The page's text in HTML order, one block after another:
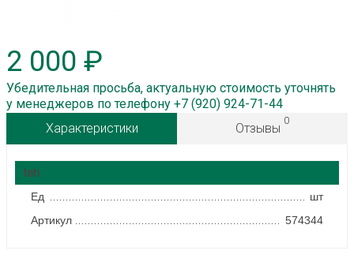
2 000 ₽
Убедительная просьба, актуальную стоимость уточнять
у менеджеров по телефону +7 (920) 924-71-44
Характеристики
Отзывы
0
teh
Ед
шт
Артикул
574344